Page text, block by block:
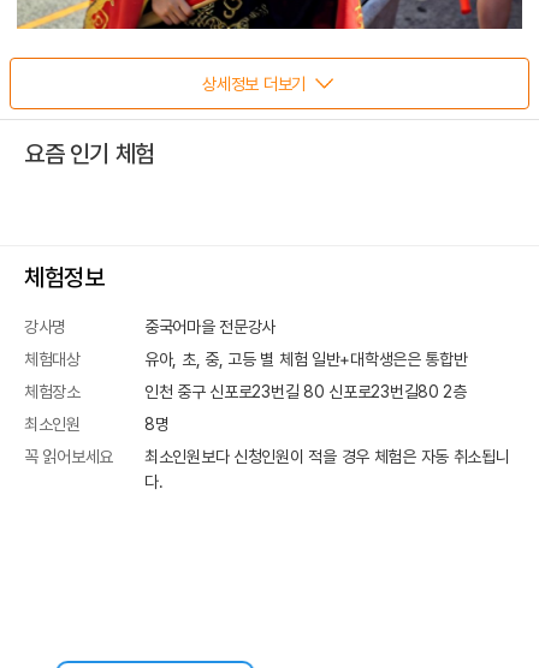
상세정보 더보기
요즘 인기 체험
체험정보
강사명
중국어마을 전문강사
체험대상
유아, 초, 중, 고등 별 체험 일반+대학생은은 통합반
체험장소
인천 중구 신포로23번길 80 신포로23번길80 2층
최소인원
8명
꼭 읽어보세요
최소인원보다 신청인원이 적을 경우 체험은 자동 취소됩니
다.